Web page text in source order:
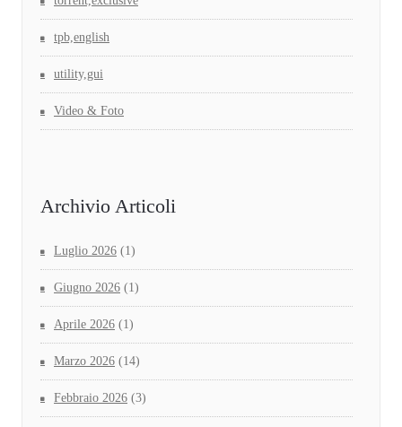
tpb,english
utility,gui
Video & Foto
Archivio Articoli
Luglio 2026 (1)
Giugno 2026 (1)
Aprile 2026 (1)
Marzo 2026 (14)
Febbraio 2026 (3)